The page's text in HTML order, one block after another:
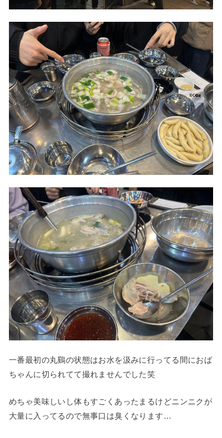
一番最初の丸鷄の状態はお水を汲みに行ってる間におば
ちゃんに切られてて撮れませんでした笑
めちゃ美味しいし体もすごくあったまるけどニンニクが
大量に入ってるので無事口は臭くなります…